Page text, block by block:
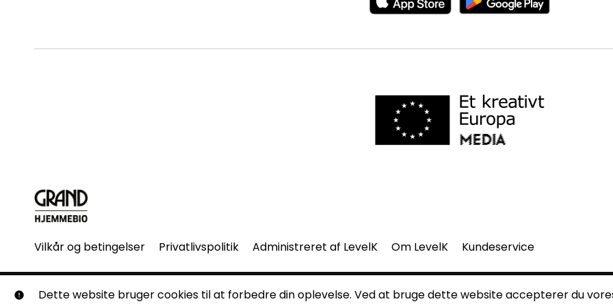
Dette website bruger cookies til at forbedre din oplevelse. Ved at bruge dette website accepterer du
Vilkår og betingelser Privatlivspolitik Administreret af LevelK Om LevelK Kundeservice
© Grand Hjemmebio. Alle rettigheder forbeholdes. Ingen del af denne side må gengives uden vores skriftlige tilladelse.